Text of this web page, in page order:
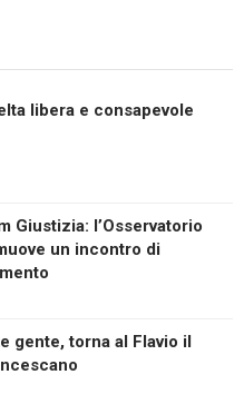
libera e consapevole
Giustizia: l’Osservatorio
un incontro di
gente, torna al Flavio il